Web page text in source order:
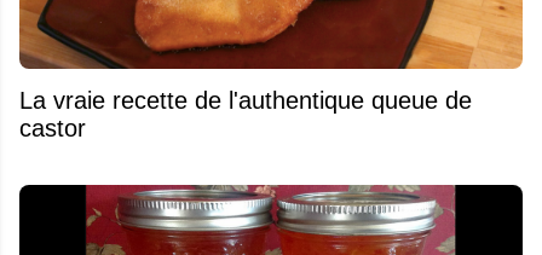
La vraie recette de l'authentique queue de
castor